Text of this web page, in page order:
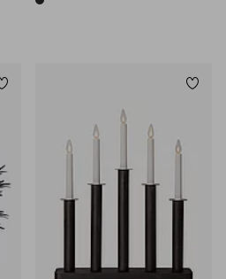
1 väri
Lisää suosikkeihin Lisää